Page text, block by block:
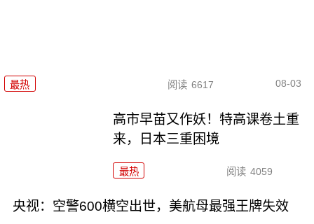
最热 阅读 6617 08-03
高市早苗又作妖！特高课卷土重
来，日本三重困境
最热 阅读 4059
央视：空警600横空出世，美航母最强王牌失效